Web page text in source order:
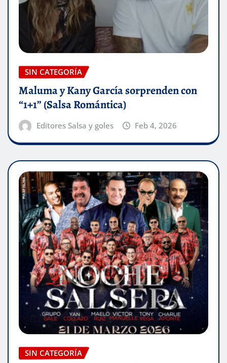
SIN CATEGORÍA
Maluma y Kany García sorprenden con
“1+1” (Salsa Romántica)
Editores Salsa y goles Feb 4, 2026
SIN CATEGORÍA